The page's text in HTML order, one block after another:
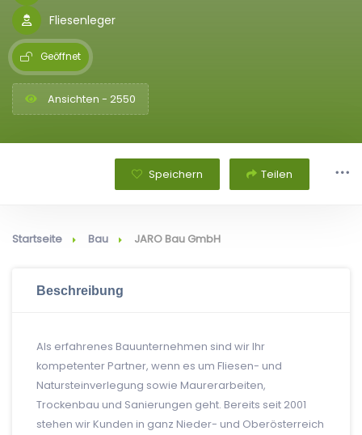
Fliesenleger
Geöffnet
Ansichten - 2550
Speichern Teilen
Startseite Bau JARO Bau GmbH
Beschreibung
Als erfahrenes Bauunternehmen sind wir Ihr
kompetenter Partner, wenn es um Fliesen- und
Natursteinverlegung sowie Maurerarbeiten,
Trockenbau und Sanierungen geht. Bereits seit 2001
stehen wir Kunden in ganz Nieder- und Oberösterreich